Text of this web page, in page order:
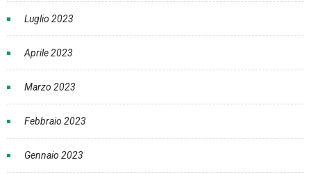
Luglio 2023
Aprile 2023
Marzo 2023
Febbraio 2023
Gennaio 2023